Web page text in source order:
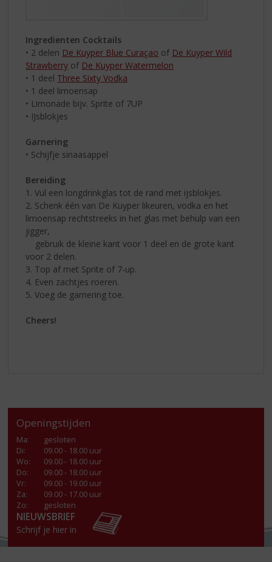
Ingredienten Cocktails
• 2 delen De Kuyper Blue Curaçao of De Kuyper Wild
Strawberry of De Kuyper Watermelon
• 1 deel Three Sixty Vodka
• 1 deel limoensap
• Limonade bijv. Sprite of 7UP
• IJsblokjes
Garnering
• Schijfje sinaasappel
Bereiding
1. Vul een longdrinkglas tot de rand met ijsblokjes.
2. Schenk één van De Kuyper likeuren, vodka en het
limoensap rechtstreeks in het glas met behulp van een
jigger,
gebruik de kleine kant voor 1 deel en de grote kant
voor 2 delen.
3. Top af met Sprite of 7-up.
4. Even zachtjes roeren.
5. Voeg de garnering toe.
Cheers!
Openingstijden
Ma:
gesloten
Di:
09.00 - 18.00 uur
Wo:
09.00 - 18.00 uur
Do:
09.00 - 18.00 uur
Vr:
09.00 - 19.00 uur
Za:
09.00 - 17.00 uur
Zo:
gesloten
NIEUWSBRIEF
Schrijf je hier in